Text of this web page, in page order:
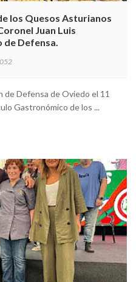
los Quesos Asturianos
Juan Luis
de Defensa.
de Defensa de Oviedo el 11
Gastronómico de los ...